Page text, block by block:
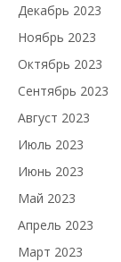
Декабрь 2023
Ноябрь 2023
Октябрь 2023
Сентябрь 2023
Август 2023
Июль 2023
Июнь 2023
Май 2023
Апрель 2023
Март 2023